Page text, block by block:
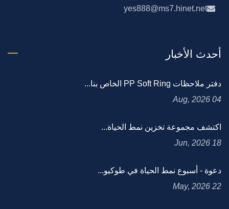
yes888@ms7.hinet.net
أحدث الأخبار
دفتر ملاحظات PP Soft Ring الخاص بنا...
04 Aug, 2026
اكتشف مجموعة تخزين نمط الحياة...
18 Jun, 2026
دعوة - أسبوع نمط الحياة في طوكيو...
22 May, 2026